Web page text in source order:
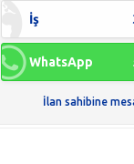
İş
WhatsApp
İlan sahibine